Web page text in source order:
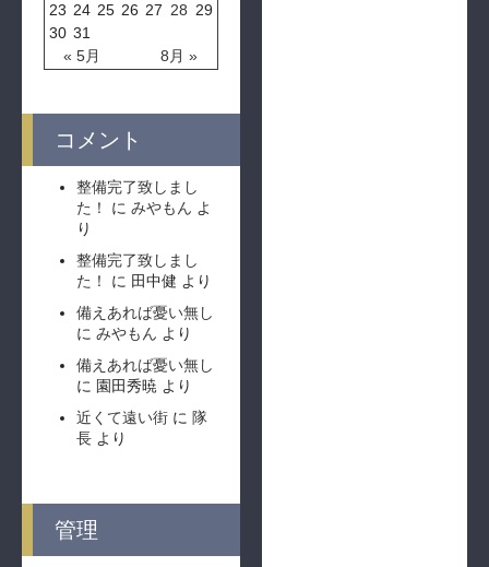
« 5月 8月 »
23 24 25 26 27 28 29
30 31
コメント
整備完了致しまし
た！
に みやもん よ
り
整備完了致しまし
た！
に 田中健 より
備えあれば憂い無し
に みやもん より
備えあれば憂い無し
に 園田秀暁 より
近くて遠い街 に 隊
長 より
管理